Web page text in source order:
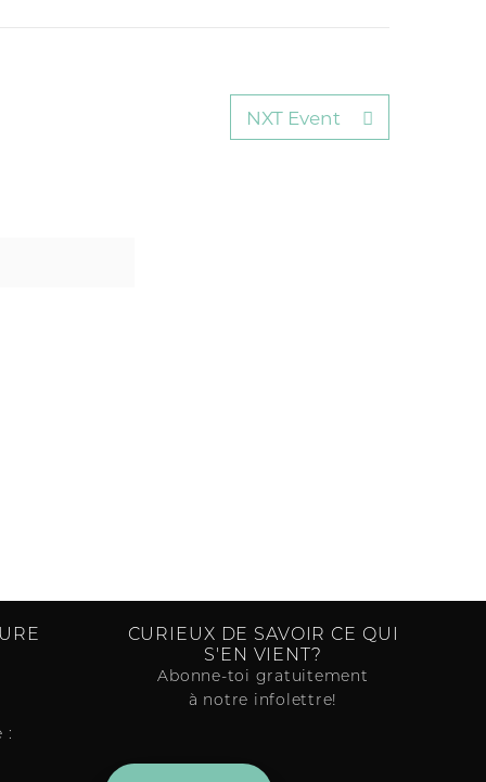
NXT Event
:
CURIEUX DE SAVOIR CE QUI
S'EN VIENT?
Abonne-toi gratuitement
à notre infolettre!